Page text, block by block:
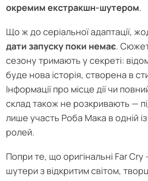
окремим екстракшн-шутером.
Що ж до серіальної адаптації,
дати запуску поки немає.
сезону тримають у секреті:
буде нова історія, створена в
Інформації про місце дії чи
склад також не розкривають —
лише участь Роба Мака в одній
ролей.
Попри те, що оригінальні Far Cry
шутери з відкритим світом,